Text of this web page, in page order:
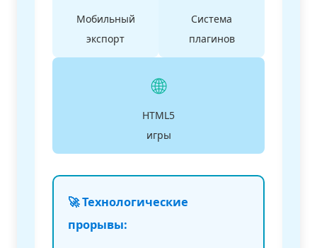
Мобильный
экспорт
Система
плагинов
🌐
HTML5
игры
🚀 Технологические
прорывы: